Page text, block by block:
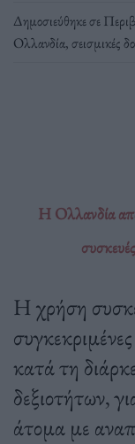
Δημοσιεύθηκε σε
Ολλανδία,σεισμικές
Η Ολλανδία
Η χρήση
κατά τη
δεξιοτήτων,
άτομα με